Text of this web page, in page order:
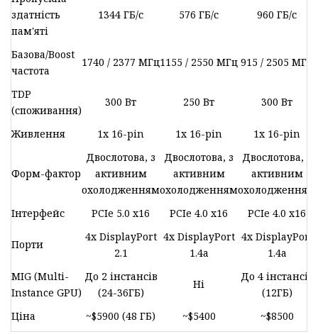
здатність
пам'яті
1344 ГБ/с 576 ГБ/с 960 ГБ/с
Базова/Boost
частота
1740 / 2377 МГц1155 / 2550 МГц 915 / 2505 МГц
TDP
(споживання)
300 Вт 250 Вт 300 Вт
Живлення 1x 16-pin 1x 16-pin 1x 16-pin
Форм-фактор
Двослотова, з
активним
охолодженням
Двослотова, з
активним
охолодженням
Двослотова, з
активним
охолодженням
Інтерфейс
PCIe 5.0 x16 PCIe 4.0 x16 PCIe 4.0 x16
Порти
4x DisplayPort
2.1
4x DisplayPort
1.4a
4x DisplayPort
1.4a
MIG (Multi-
Instance GPU)
До 2 інстансів
(24-36ГБ)
Ні
До 4 інстансів
(12ГБ)
Ціна
~$5900 (48 ГБ) ~$5400 ~$8500